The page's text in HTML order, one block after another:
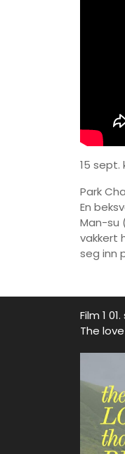
15 sept.
Park
En
Man-su
vakkert
seg inn
Film 1
The